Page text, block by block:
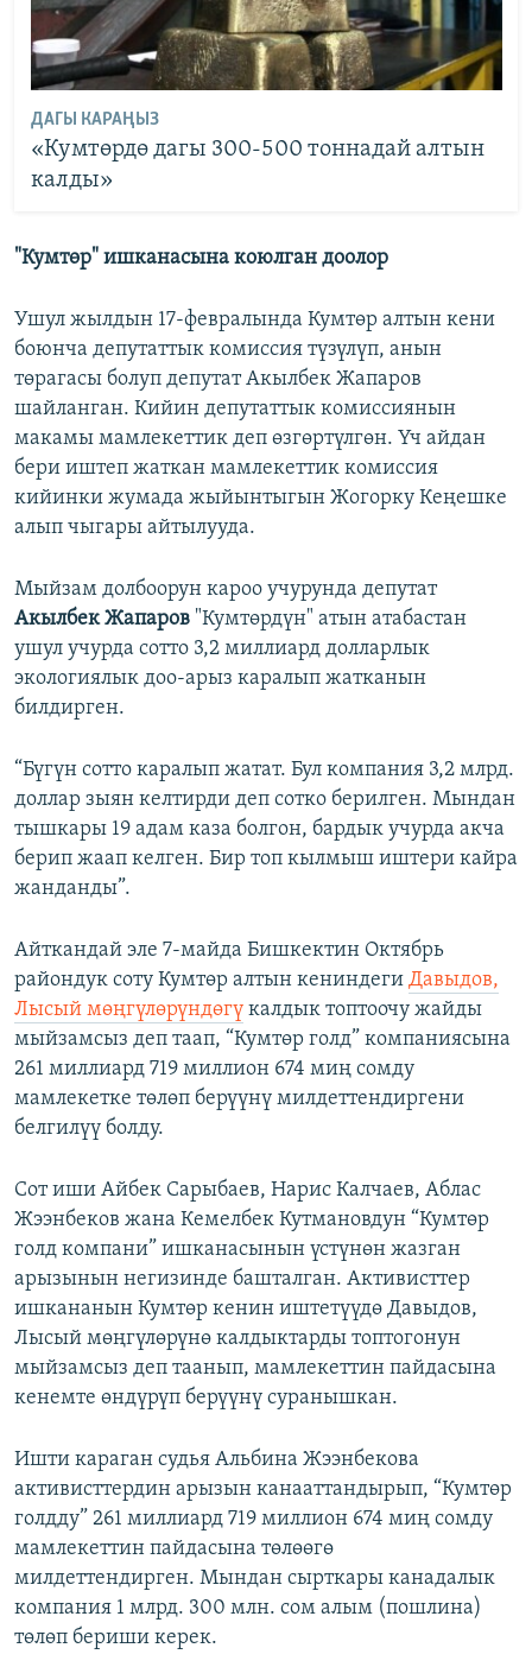
ДАГЫ КАРАҢЫЗ
«Кумтөрдө дагы 300-500 тоннадай алтын
калды»
"Кумтөр" ишканасына коюлган доолор
Ушул жылдын 17-февралында Кумтөр алтын кени
боюнча депутаттык комиссия түзүлүп, анын
төрагасы болуп депутат Акылбек Жапаров
шайланган. Кийин депутаттык комиссиянын
макамы мамлекеттик деп өзгөртүлгөн. Үч айдан
бери иштеп жаткан мамлекеттик комиссия
кийинки жумада жыйынтыгын Жогорку Кеңешке
алып чыгары айтылууда.
Мыйзам долбоорун кароо учурунда депутат
Акылбек Жапаров "Кумтөрдүн" атын атабастан
ушул учурда сотто 3,2 миллиард долларлык
экологиялык доо-арыз каралып жатканын
билдирген.
“Бүгүн сотто каралып жатат. Бул компания 3,2 млрд.
доллар зыян келтирди деп сотко берилген. Мындан
тышкары 19 адам каза болгон, бардык учурда акча
берип жаап келген. Бир топ кылмыш иштери кайра
жанданды”.
Айткандай эле 7-майда Бишкектин Октябрь
райондук соту Кумтөр алтын кениндеги Давыдов,
Лысый мөңгүлөрүндөгү калдык топтоочу жайды
мыйзамсыз деп таап, “Кумтөр голд” компаниясына
261 миллиард 719 миллион 674 миң сомду
мамлекетке төлөп берүүнү милдеттендиргени
белгилүү болду.
Сот иши Айбек Сарыбаев, Нарис Калчаев, Аблас
Жээнбеков жана Кемелбек Кутмановдун “Кумтөр
голд компани” ишканасынын үстүнөн жазган
арызынын негизинде башталган. Активисттер
ишкананын Кумтөр кенин иштетүүдө Давыдов,
Лысый мөңгүлөрүнө калдыктарды топтогонун
мыйзамсыз деп таанып, мамлекеттин пайдасына
кенемте өндүрүп берүүнү суранышкан.
Ишти караган судья Альбина Жээнбекова
активисттердин арызын канааттандырып, “Кумтөр
голдду” 261 миллиард 719 миллион 674 миң сомду
мамлекеттин пайдасына төлөөгө
милдеттендирген. Мындан сырткары канадалык
компания 1 млрд. 300 млн. сом алым (пошлина)
төлөп бериши керек.